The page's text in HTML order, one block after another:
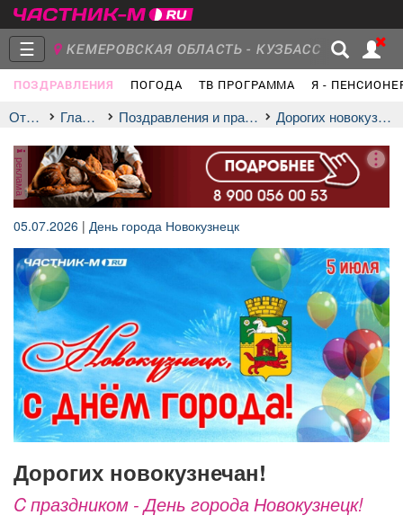
☰ КЕМЕРОВСКАЯ ОБЛАСТЬ - КУЗБАСС
ПОЗДРАВЛЕНИЯ ПОГОДА ТВ ПРОГРАММА
Я -
Главная
Новости
Объявления Недвижимость Услуги
Работа Компании
Афиша Обучение Проекты
Товары Поздравления Погода
Отдых Главная Поздравления и праздники дорогих новокузнечан!
реклама
05.07.2026 | День города Новокузнецк
дорогих новокузнечан!
C праздником - День города Новокузнецк!